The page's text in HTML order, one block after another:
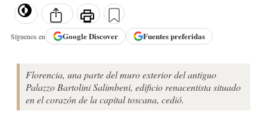
Síguenos en GoogleDiscover Fuentes preferidas
Florencia, una parte del muro exterior del antiguo
Palazzo Bartolini Salimbeni, edificio renacentista situado
en el corazón de la capital toscana, cedió.